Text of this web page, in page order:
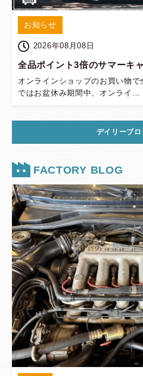
お知らせ
2026年08月08日
全品ポイント3倍のサマーキ
オンラインショップのお買い物
ではお盆休み期間中、オンライ…
デイリーブ
FACTORY BLOG